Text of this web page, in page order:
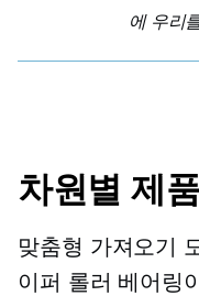
에 우리
차원별 제
맞춤형 가져오기
이퍼 롤러 베어링